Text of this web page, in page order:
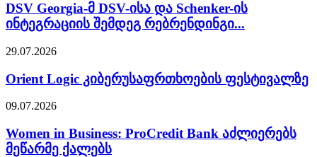
DSV Georgia-მ DSV-ისა და Schenker-ის
ინტეგრაციის შემდეგ რებრენდინგი...
29.07.2026
Orient Logic კიბერუსაფრთხოების ფესტივალზე
09.07.2026
Women in Business: ProCredit Bank აძლიერებს
მეწარმე ქალებს